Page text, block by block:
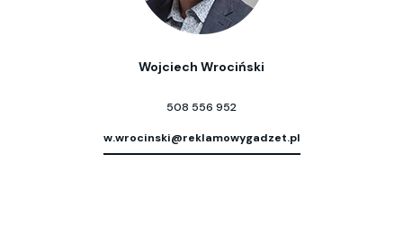
Wojciech Wrociński
508 556 952
w.wrocinski@reklamowygadzet.pl